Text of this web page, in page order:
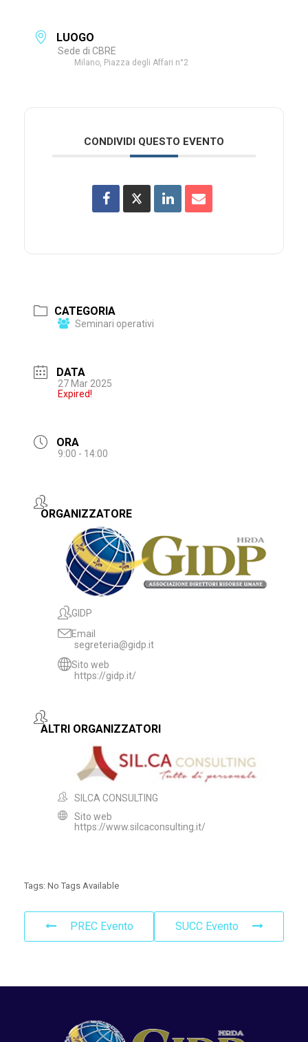
LUOGO
Sede di CBRE
Milano, Piazza degli Affari n°2
CONDIVIDI QUESTO EVENTO
CATEGORIA
Seminari operativi
DATA
27 Mar 2025
Expired!
ORA
9:00 - 14:00
ORGANIZZATORE
GIDP
Email
segreteria@gidp.it
Sito web
https://gidp.it/
ALTRI ORGANIZZATORI
SILCA CONSULTING
Sito web
https://www.silcaconsulting.it/
Tags: No Tags Available
PREC Evento SUCC Evento